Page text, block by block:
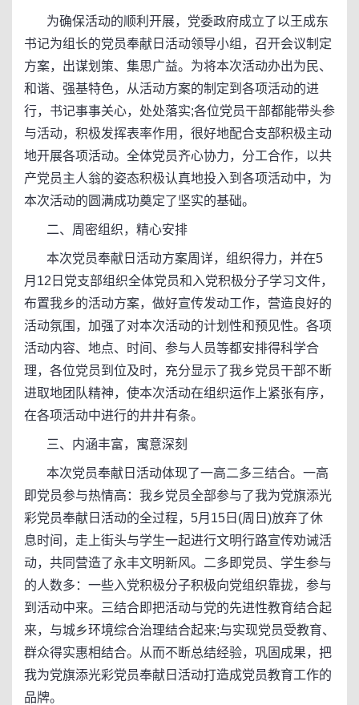
为确保活动的顺利开展，党委政府成立了以王成东
书记为组长的党员奉献日活动领导小组，召开会议制定
方案，出谋划策、集思广益。为将本次活动办出为民、
和谐、强基特色，从活动方案的制定到各项活动的进
行，书记事事关心，处处落实;各位党员干部都能带头参
与活动，积极发挥表率作用，很好地配合支部积极主动
地开展各项活动。全体党员齐心协力，分工合作，以共
产党员主人翁的姿态积极认真地投入到各项活动中，为
本次活动的圆满成功奠定了坚实的基础。
二、周密组织，精心安排
本次党员奉献日活动方案周详，组织得力，并在5
月12日党支部组织全体党员和入党积极分子学习文件，
布置我乡的活动方案，做好宣传发动工作，营造良好的
活动氛围，加强了对本次活动的计划性和预见性。各项
活动内容、地点、时间、参与人员等都安排得科学合
理，各位党员到位及时，充分显示了我乡党员干部不断
进取地团队精神，使本次活动在组织运作上紧张有序，
在各项活动中进行的井井有条。
三、内涵丰富，寓意深刻
本次党员奉献日活动体现了一高二多三结合。一高
即党员参与热情高：我乡党员全部参与了我为党旗添光
彩党员奉献日活动的全过程，5月15日(周日)放弃了休
息时间，走上街头与学生一起进行文明行路宣传劝诫活
动，共同营造了永丰文明新风。二多即党员、学生参与
的人数多：一些入党积极分子积极向党组织靠拢，参与
到活动中来。三结合即把活动与党的先进性教育结合起
来，与城乡环境综合治理结合起来;与实现党员受教育、
群众得实惠相结合。从而不断总结经验，巩固成果，把
我为党旗添光彩党员奉献日活动打造成党员教育工作的
品牌。